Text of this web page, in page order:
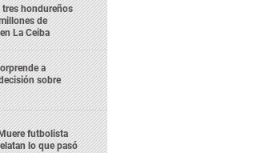
tres hondureños
de
La Ceiba
a
sobre
futbolista
lo que pasó